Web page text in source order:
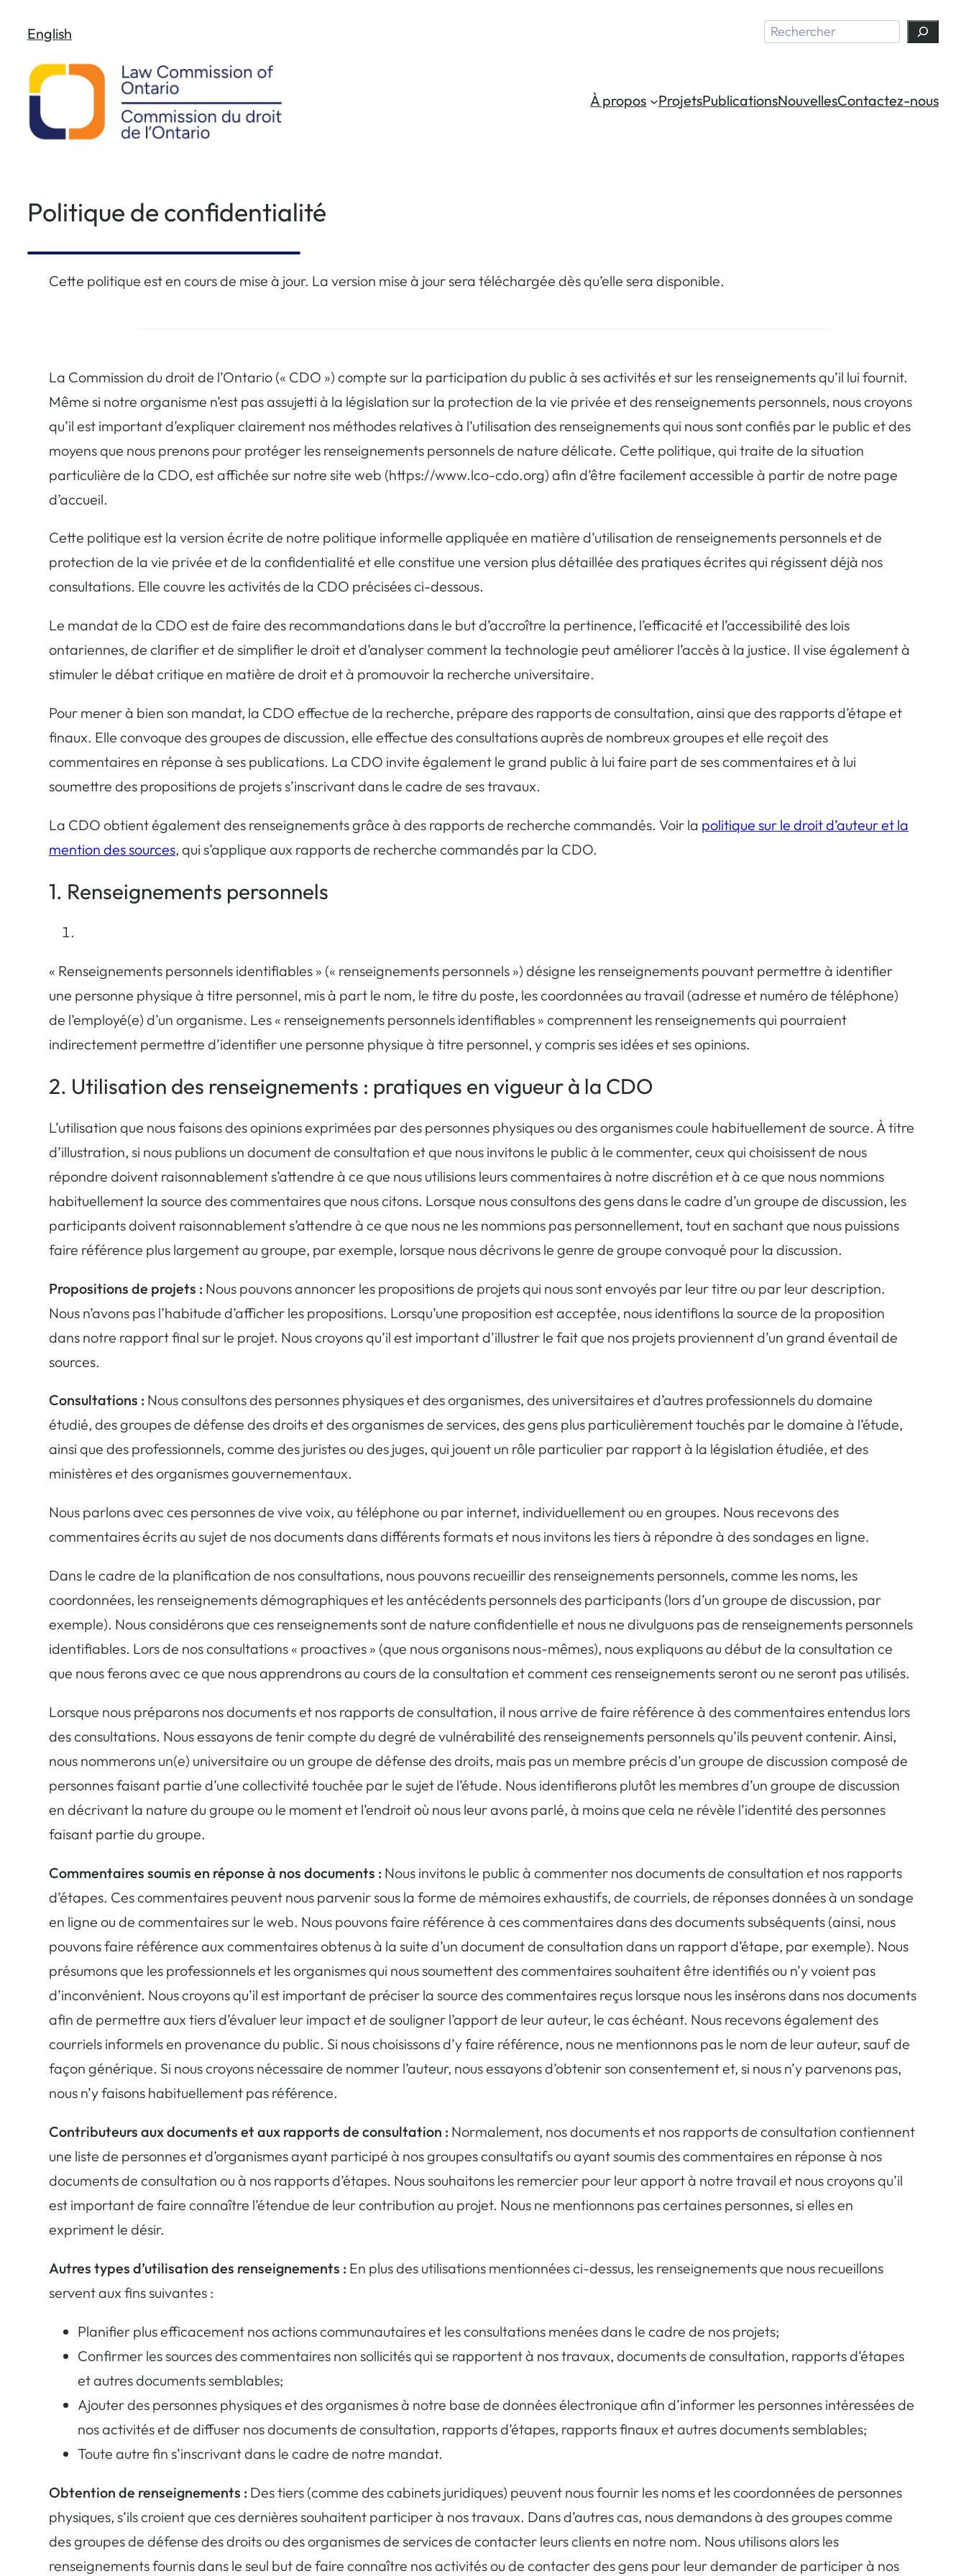
contenu
English Search
À propos ProjetsPublicationsNouvellesContactez-nous
Politique de confidentialité
Cette politique est en cours de mise à jour. La version mise à jour sera téléchargée dès qu’elle sera disponible.
La Commission du droit de l’Ontario (« CDO ») compte sur la participation du public à ses activités et sur les renseignements qu’il lui fournit.
Même si notre organisme n’est pas assujetti à la législation sur la protection de la vie privée et des renseignements personnels, nous croyons
qu’il est important d’expliquer clairement nos méthodes relatives à l’utilisation des renseignements qui nous sont confiés par le public et des
moyens que nous prenons pour protéger les renseignements personnels de nature délicate. Cette politique, qui traite de la situation
particulière de la CDO, est affichée sur notre site web (https://www.lco-cdo.org) afin d’être facilement accessible à partir de notre page
d’accueil.
Cette politique est la version écrite de notre politique informelle appliquée en matière d’utilisation de renseignements personnels et de
protection de la vie privée et de la confidentialité et elle constitue une version plus détaillée des pratiques écrites qui régissent déjà nos
consultations. Elle couvre les activités de la CDO précisées ci-dessous.
Le mandat de la CDO est de faire des recommandations dans le but d’accroître la pertinence, l’efficacité et l’accessibilité des lois
ontariennes, de clarifier et de simplifier le droit et d’analyser comment la technologie peut améliorer l’accès à la justice. Il vise également à
stimuler le débat critique en matière de droit et à promouvoir la recherche universitaire.
Pour mener à bien son mandat, la CDO effectue de la recherche, prépare des rapports de consultation, ainsi que des rapports d’étape et
finaux. Elle convoque des groupes de discussion, elle effectue des consultations auprès de nombreux groupes et elle reçoit des
commentaires en réponse à ses publications. La CDO invite également le grand public à lui faire part de ses commentaires et à lui
soumettre des propositions de projets s’inscrivant dans le cadre de ses travaux.
La CDO obtient également des renseignements grâce à des rapports de recherche commandés. Voir la politique sur le droit d’auteur et la
mention des sources, qui s’applique aux rapports de recherche commandés par la CDO.
1. Renseignements personnels
« Renseignements personnels identifiables » (« renseignements personnels ») désigne les renseignements pouvant permettre à identifier
une personne physique à titre personnel, mis à part le nom, le titre du poste, les coordonnées au travail (adresse et numéro de téléphone)
de l’employé(e) d’un organisme. Les « renseignements personnels identifiables » comprennent les renseignements qui pourraient
indirectement permettre d’identifier une personne physique à titre personnel, y compris ses idées et ses opinions.
2. Utilisation des renseignements : pratiques en vigueur à la CDO
L’utilisation que nous faisons des opinions exprimées par des personnes physiques ou des organismes coule habituellement de source. À titre
d’illustration, si nous publions un document de consultation et que nous invitons le public à le commenter, ceux qui choisissent de nous
répondre doivent raisonnablement s’attendre à ce que nous utilisions leurs commentaires à notre discrétion et à ce que nous nommions
habituellement la source des commentaires que nous citons. Lorsque nous consultons des gens dans le cadre d’un groupe de discussion, les
participants doivent raisonnablement s’attendre à ce que nous ne les nommions pas personnellement, tout en sachant que nous puissions
faire référence plus largement au groupe, par exemple, lorsque nous décrivons le genre de groupe convoqué pour la discussion.
Propositions de projets : Nous pouvons annoncer les propositions de projets qui nous sont envoyés par leur titre ou par leur description.
Nous n’avons pas l’habitude d’afficher les propositions. Lorsqu’une proposition est acceptée, nous identifions la source de la proposition
dans notre rapport final sur le projet. Nous croyons qu’il est important d’illustrer le fait que nos projets proviennent d’un grand éventail de
sources.
Consultations : Nous consultons des personnes physiques et des organismes, des universitaires et d’autres professionnels du domaine
étudié, des groupes de défense des droits et des organismes de services, des gens plus particulièrement touchés par le domaine à l’étude,
ainsi que des professionnels, comme des juristes ou des juges, qui jouent un rôle particulier par rapport à la législation étudiée, et des
ministères et des organismes gouvernementaux.
Nous parlons avec ces personnes de vive voix, au téléphone ou par internet, individuellement ou en groupes. Nous recevons des
commentaires écrits au sujet de nos documents dans différents formats et nous invitons les tiers à répondre à des sondages en ligne.
Dans le cadre de la planification de nos consultations, nous pouvons recueillir des renseignements personnels, comme les noms, les
coordonnées, les renseignements démographiques et les antécédents personnels des participants (lors d’un groupe de discussion, par
exemple). Nous considérons que ces renseignements sont de nature confidentielle et nous ne divulguons pas de renseignements personnels
identifiables. Lors de nos consultations « proactives » (que nous organisons nous-mêmes), nous expliquons au début de la consultation ce
que nous ferons avec ce que nous apprendrons au cours de la consultation et comment ces renseignements seront ou ne seront pas utilisés.
Lorsque nous préparons nos documents et nos rapports de consultation, il nous arrive de faire référence à des commentaires entendus lors
des consultations. Nous essayons de tenir compte du degré de vulnérabilité des renseignements personnels qu’ils peuvent contenir. Ainsi,
nous nommerons un(e) universitaire ou un groupe de défense des droits, mais pas un membre précis d’un groupe de discussion composé de
personnes faisant partie d’une collectivité touchée par le sujet de l’étude. Nous identifierons plutôt les membres d’un groupe de discussion
en décrivant la nature du groupe ou le moment et l’endroit où nous leur avons parlé, à moins que cela ne révèle l’identité des personnes
faisant partie du groupe.
Commentaires soumis en réponse à nos documents : Nous invitons le public à commenter nos documents de consultation et nos rapports
d’étapes. Ces commentaires peuvent nous parvenir sous la forme de mémoires exhaustifs, de courriels, de réponses données à un sondage
en ligne ou de commentaires sur le web. Nous pouvons faire référence à ces commentaires dans des documents subséquents (ainsi, nous
pouvons faire référence aux commentaires obtenus à la suite d’un document de consultation dans un rapport d’étape, par exemple). Nous
présumons que les professionnels et les organismes qui nous soumettent des commentaires souhaitent être identifiés ou n’y voient pas
d’inconvénient. Nous croyons qu’il est important de préciser la source des commentaires reçus lorsque nous les insérons dans nos documents
afin de permettre aux tiers d’évaluer leur impact et de souligner l’apport de leur auteur, le cas échéant. Nous recevons également des
courriels informels en provenance du public. Si nous choisissons d’y faire référence, nous ne mentionnons pas le nom de leur auteur, sauf de
façon générique. Si nous croyons nécessaire de nommer l’auteur, nous essayons d’obtenir son consentement et, si nous n’y parvenons pas,
nous n’y faisons habituellement pas référence.
Contributeurs aux documents et aux rapports de consultation : Normalement, nos documents et nos rapports de consultation contiennent
une liste de personnes et d’organismes ayant participé à nos groupes consultatifs ou ayant soumis des commentaires en réponse à nos
documents de consultation ou à nos rapports d’étapes. Nous souhaitons les remercier pour leur apport à notre travail et nous croyons qu’il
est important de faire connaître l’étendue de leur contribution au projet. Nous ne mentionnons pas certaines personnes, si elles en
expriment le désir.
Autres types d’utilisation des renseignements : En plus des utilisations mentionnées ci-dessus, les renseignements que nous recueillons
servent aux fins suivantes :
Planifier plus efficacement nos actions communautaires et les consultations menées dans le cadre de nos projets;
Confirmer les sources des commentaires non sollicités qui se rapportent à nos travaux, documents de consultation, rapports d’étapes
et autres documents semblables;
Ajouter des personnes physiques et des organismes à notre base de données électronique afin d’informer les personnes intéressées de
nos activités et de diffuser nos documents de consultation, rapports d’étapes, rapports finaux et autres documents semblables;
Toute autre fin s’inscrivant dans le cadre de notre mandat.
Obtention de renseignements : Des tiers (comme des cabinets juridiques) peuvent nous fournir les noms et les coordonnées de personnes
physiques, s’ils croient que ces dernières souhaitent participer à nos travaux. Dans d’autres cas, nous demandons à des groupes comme
des groupes de défense des droits ou des organismes de services de contacter leurs clients en notre nom. Nous utilisons alors les
renseignements fournis dans le seul but de faire connaître nos activités ou de contacter des gens pour leur demander de participer à nos